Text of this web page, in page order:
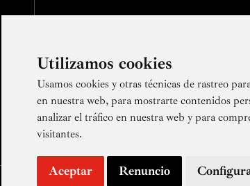
Utilizamos cookies
Usamos cookies y otras técnicas de rastreo
en nuestra web, para mostrarte contenidos
analizar el tráfico en nuestra web y para
visitantes.
Aceptar Renuncio
Suscríbete a nuestra newsletter